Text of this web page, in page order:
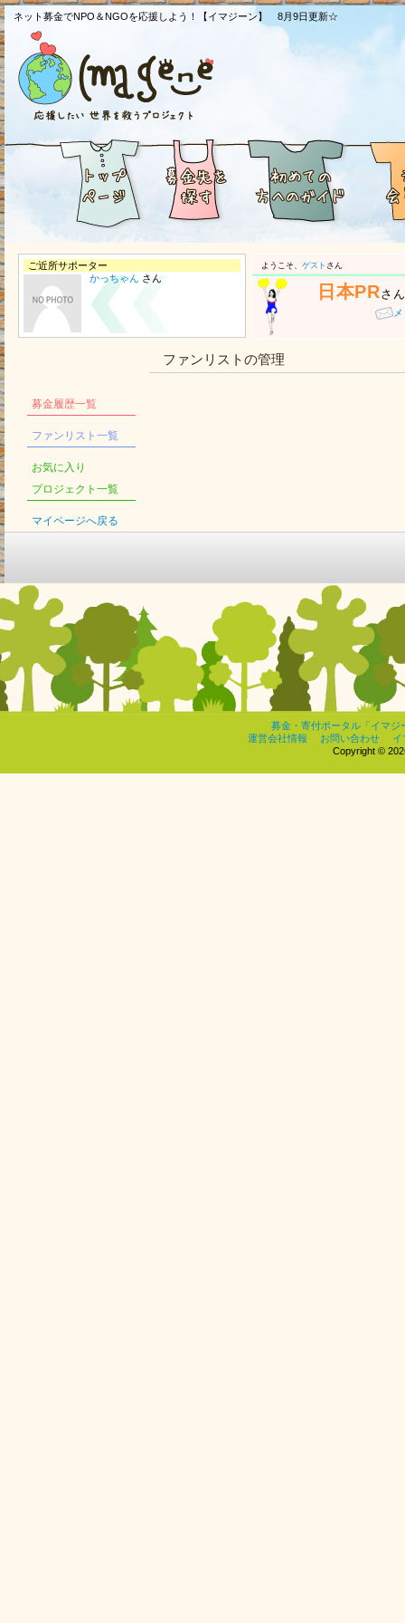
ネット募金でNPO＆NGOを応援しよう！【イマジーン】 8月9日更新☆
ご近所サポーター
かっちゃん さん
ようこそ、 ゲスト さん
日本PRさん
募金履歴一覧
ファンリスト一覧
お気に入り
プロジェクト一覧
マイページへ戻る
ファンリストの管理
募金・寄付ポータル「イマジ
運営会社情報
お問い合わせ
イ
Copyright ©